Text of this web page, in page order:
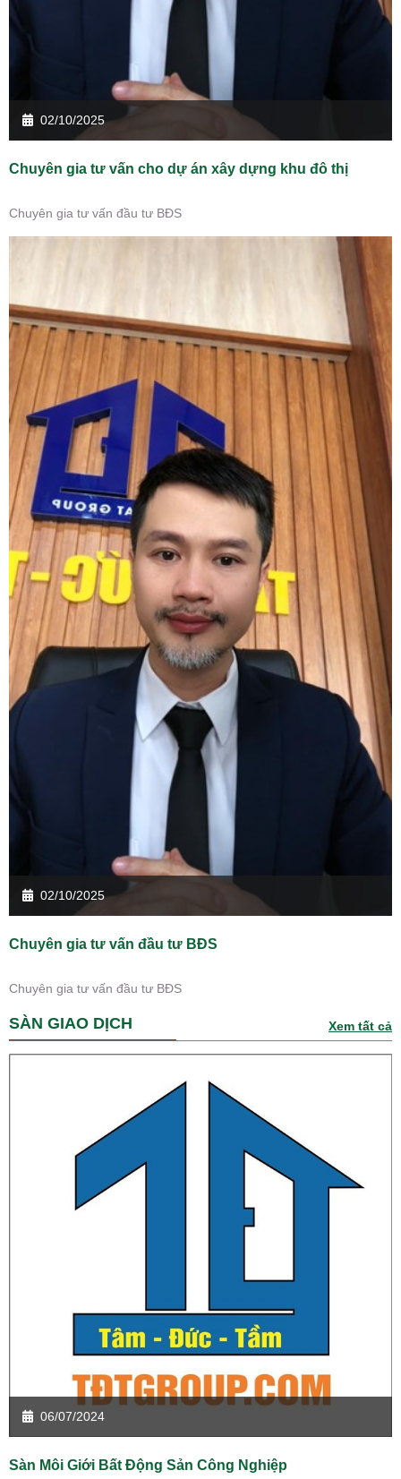
02/10/2025
Chuyên gia tư vấn cho dự án xây dựng khu đô thị
Chuyên gia tư vấn đầu tư BĐS
02/10/2025
Chuyên gia tư vấn đầu tư BĐS
Chuyên gia tư vấn đầu tư BĐS
SÀN GIAO DỊCH Xem tất cả
06/07/2024
Sàn Môi Giới Bất Động Sản Công Nghiệp